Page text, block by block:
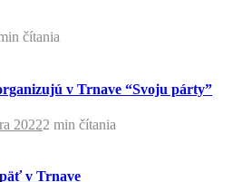
čítania
v Trnave “Svoju párty”
20222 min čítania
v Trnave